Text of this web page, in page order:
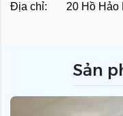
Địa chỉ: 20 Hồ Hảo
Sản